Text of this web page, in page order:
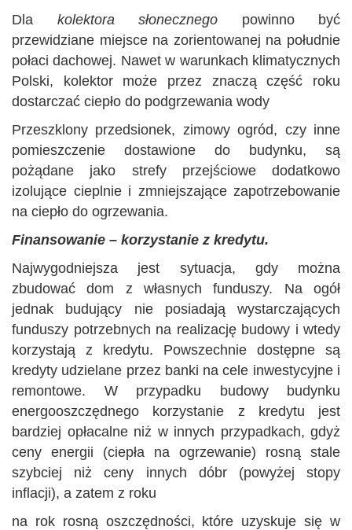
Dla kolektora słonecznego powinno być
przewidziane miejsce na zorientowanej na południe
połaci dachowej. Nawet w warunkach klimatycznych
Polski, kolektor może przez znaczą część roku
dostarczać ciepło do podgrzewania wody
Przeszklony przedsionek, zimowy ogród, czy inne
pomieszczenie dostawione do budynku, są
pożądane jako strefy przejściowe dodatkowo
izolujące cieplnie i zmniejszające zapotrzebowanie
na ciepło do ogrzewania.
Finansowanie – korzystanie z kredytu.
Najwygodniejsza jest sytuacja, gdy można
zbudować dom z własnych funduszy. Na ogół
jednak budujący nie posiadają wystarczających
funduszy potrzebnych na realizację budowy i wtedy
korzystają z kredytu. Powszechnie dostępne są
kredyty udzielane przez banki na cele inwestycyjne i
remontowe. W przypadku budowy budynku
energooszczędnego korzystanie z kredytu jest
bardziej opłacalne niż w innych przypadkach, gdyż
ceny energii (ciepła na ogrzewanie) rosną stale
szybciej niż ceny innych dóbr (powyżej stopy
inflacji), a zatem z roku
na rok rosną oszczędności, które uzyskuje się w